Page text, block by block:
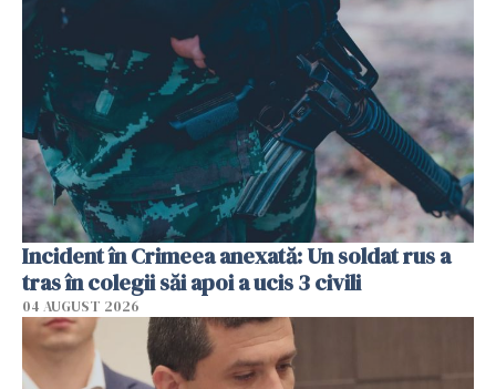
Incident în Crimeea anexată: Un soldat rus a
tras în colegii săi apoi a ucis 3 civili
04 AUGUST 2026